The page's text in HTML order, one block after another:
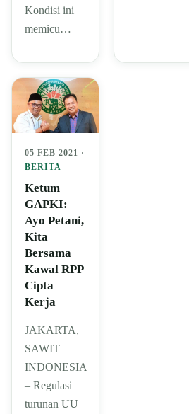
Kondisi ini
memicu…
05 FEB 2021 ·
BERITA
Ketum
GAPKI:
Ayo Petani,
Kita
Bersama
Kawal RPP
Cipta
Kerja
JAKARTA,
SAWIT
INDONESIA
– Regulasi
turunan UU